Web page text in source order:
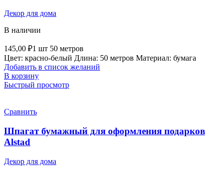
Декор для дома
В наличии
145,00 ₽1 шт 50 метров
Цвет: красно-белый Длина: 50 метров Материал: бумага
Добавить в список желаний
В корзину
Быстрый просмотр
Сравнить
Шпагат бумажный для оформления подарков
Alstad
Декор для дома